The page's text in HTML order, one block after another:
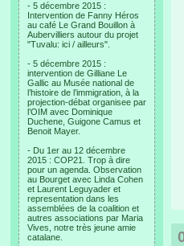
- 5 décembre 2015 :
Intervention de Fanny Héros
au café Le Grand Bouillon à
Aubervilliers autour du projet
"Tuvalu: ici / ailleurs".
- 5 décembre 2015 :
intervention de Gilliane Le
Gallic au Musée national de
l’histoire de l’immigration, à la
projection-débat organisee par
l’OIM avec Dominique
Duchene, Guigone Camus et
Benoit Mayer.
- Du 1er au 12 décembre
2015 : COP21. Trop à dire
pour un agenda. Observation
au Bourget avec Linda Cohen
et Laurent Leguyader et
representation dans les
assemblées de la coalition et
autres associations par Maria
Vives, notre très jeune amie
catalane.